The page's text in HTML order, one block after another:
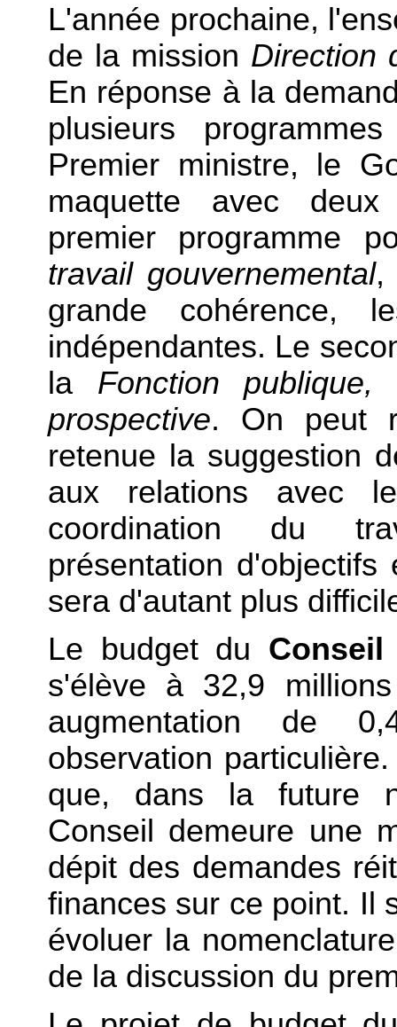
L'année prochaine,
de la mission Direction
En réponse à la
plusieurs
Premier ministre, le
maquette avec
premier programme
travail gouvernemental,
grande cohérence,
indépendantes. Le
la Fonction publique,
prospective. On peut
retenue la suggestion
aux relations avec
coordination du
présentation
sera d'autant plus
Le budget du
s'élève à 32,9
augmentation de
observation
que, dans la future
Conseil demeure une
dépit des demandes
finances sur ce point. Il
évoluer la
de la discussion du